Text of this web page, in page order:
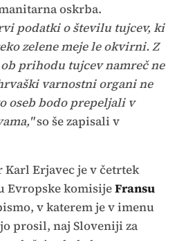
oskrba.
podatki o številu tujcev, ki
zelene meje le okvirni. Z
prihodu tujcev namreč ne
varnostni organi ne
oseb bodo prepeljali v
so še zapisali v
Erjavec je v četrtek
Evropske komisijeFransu
v katerem je v imenu
prosil, naj Sloveniji za